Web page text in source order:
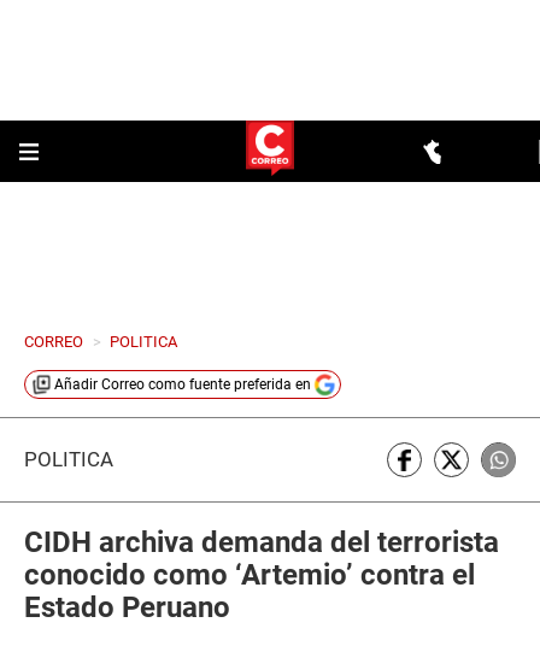
CORREO > POLITICA
Añadir Correo como fuente preferida en
POLÍTICA
CIDH archiva demanda del terrorista
conocido como ‘Artemio’ contra el
Estado Peruano